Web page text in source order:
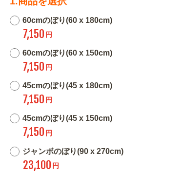
60cmのぼり(60 x 180cm)
7,150 円
60cmのぼり(60 x 150cm)
7,150 円
45cmのぼり(45 x 180cm)
7,150 円
45cmのぼり(45 x 150cm)
7,150 円
ジャンボのぼり(90 x 270cm)
23,100 円